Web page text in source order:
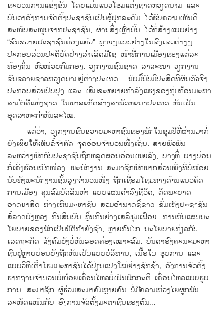
ຂະ​ບວນການ​ແຂ່ງຂັນ ​ໂດຍ​ແມ່ນ​ແນວ​ໂຮມ​ແຫ່ງ​ຊາດ​ຫວຽດນາມ ​ແລະ
ບັນດາ​ອົງການ​ຈັດ​ຕັ້ງ​ປະ​ຊາ​ຊົນ​ເປັນ​ຜູ້​ປຸກ​ລະດົມ ​ໄດ້​ຮັບ​ຄວາມ​ເຫັນ​ດີ​
ສະໜັບສະໜູນ​ຈາກ​ປະຊາຊົນ, ຜ່ານ​ສິ່ງ​ເຫຼົ່າ​ນັ້ນ ​ໄດ້​ກໍ່ສ້າງ​ແບບຢ່າງ
“ຂົນຂວາຍ​ປະຊາຊົນ​ຄ່ອງ​ແຄ້​ວ” ​ຫຼາຍໆ​ແບບຢ່າງ​ໃນ​ຂົງ​ເຂດ​ຕ່າງໆ,
ປະກອບສ່ວນ​ປະຕິບັດ​ຢ່າງ​ສຳ​ເລັດ​ມີ​ໄຊ ໜ້າ​ທີ່​ການ​ເມືອງ​ຂອງ​ແຕ່ລະ​
ທ້ອງ​ຖິ່ນ ຫົວໜ່ວຍກົມ​ກອງ. ວຽກ​ງານ​ຊົນ​ຊາດ ສາສະໜາ ວຽກງານ
ຂົນຂວາຍ​ຊາວ​ຫວຽດນາມ​ຢູ່​ຕ່າງປະ​ເທດ... ນັບ​ມື້​ນັບ​ມີປະສິດທິ​ຜົນ​ຕົວ​ຈິງ,
ປະກອບສ່ວນ​ປັບປຸງ ​ແລະ ​ເສີມ​ຂະຫຍາຍ​ກຳລັງ​ແຮງ​ຂອງ​ກຸ່ມ​ກ້ອນ​ມະຫາ​
ສາມັກຄີ​ແຫ່ງ​ຊາດ ​ໃນ​ພາລະກິດ​ສ້າງ​ສາ​ພັດທະນາ​ປະ​ເທດ ​ຫັນ​ເປັນ​
ອຸດສາຫະກຳທັນ​ສະ​ໄໝ.
​ແຕ່​ວ່າ, ວຽກ​ງານ​ຂົນຂວາຍ​ມະຫາຊົນ​ຂອງ​ພັກ​ໃນ​ຊຸມ​ປີ​ທີ່​ຜ່ານ​ມາກໍ່
ຍັງ​ເຜີຍ​ໃຫ້​ເຫັນ​ຂໍ້​ຈຳກັດ ຈຸດ​ອ່ອນ​ຈຳນວນ​ໜຶ່ງ​ເຊັ່ນ: ສາຍ​ພົວພັນ​
ລະຫວ່າງ​ພັກ​ກັບ​ປະຊາຊົນ​ຖືກຫລຸດຜ່ອນ​ອ່ອນ​ເພຍ​ລົງ, ບາງ​ທີ່ ບາງ​ບ່ອນ​
ກໍ່​ເຄັ່ງຮ້ອນ​ໜັກໜ່ວງ. ພະນັກງານ ສະມາຊິກ​ພັກ​ພາກສ່ວນ​ໜຶ່ງ​ທີ່​ບໍ່​ໜ້ອຍ,
ນັບ​ທັງ​ພະນັກງານ​ຊັ້ນ​ສູງ​ຈຳນວນ​ໜຶ່ງ ຖືກ​ເຊື່ອມ​ໂຊມ​ທາງ​ດ້ານ​ແນວ​ຄິດ​
ການ​ເມືອງ ຄຸນສົມບັດ​ສິນ​ທຳ ​ແບບ​ແຜນ​ດຳລົງ​ຊີວິດ, ຕິດພະຍາດ​
ອາດຍາ​ສິດ ຫ່າງ​ເຫີ​ນມະຫາຊົນ ສວມ​ອຳນາດ​ຊີ້​ຂາດ ຂົ່ມ​ເຫັງ​ປະຊາຊົນ
ສໍ້​ລາດ​ບັງ​ຫຼວງ ກິນ​ສິນ​ບົນ ຫຼິ້ນ​ກິນຢ່າງ​ເສລີ​ຟຸມ​ເຟືອຍ. ການ​ຫັນ​ແຜນ​ນະ​
ໂຍບາຍ​ຂອງ​ພັກ​ເປັນ​ນິຕິ​ກຳ​ຍັງ​ຊ້າ, ຫຼາຍ​ກົນ​ໄກ ນະ​ໂຍບາຍ​ກ່ຽວ​ກັບ​
ເສດຖະກິດ ສັງຄົມ​ຍັງ​ບໍ່​ທັນ​ສອດຄ່ອງ​ເໝາະ​ສົມ. ບັນດາ​ອົງຄະ​ນະມະ​ຫາ​
ຊົນ​ຢູ່​ຫຼາຍ​ບ່ອນ​ຍັງ​ຖືກ​ຫັນ​ເປັນ​ແບບ​ບໍລິຫານ, ​ເນື້ອ​ໃນ ຮູບ​ການ ​ແລະ ​
ແບບ​ວິທີ​ເຕົ້າ​ໂຮມ​ມະຫາຊົນ​ໄດ້​ປ່ຽນ​ແປງ​ໃໝ່​ຢ່າງ​ຊັກຊ້າ; ອົງການ​ຈັດ​ຕັ້ງ​
ຮາກ​ຖານ​ຈຳນວນ​ບໍ່​ໜ້ອຍ​ເຄື່ອນ​ໄຫວ​ບໍ່​ເປັນ​ປົກກະຕິ ​ເຄື່ອນ​ໄຫວ​ແບບຮູບ
ການ, ສະມາຊິກ ຜູ້​ຮ່ວມ​ສະມາຄົມຫຼາຍ​ຄົນ ບໍ່​ມີ​ຄວາມ​ຫ່ວງ​ໄຍຜູກ​ພັນ​
ສະໜິດ​ແໜ້ນ​ກັບ ອົງການ​ຈັດ​ຕັ້ງ​ມະຫາຊົນ​ຂອງ​ຕົນ...